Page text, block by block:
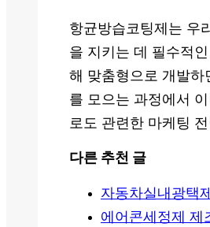
항균방습코팅제는 우
을 지키는 데 필수적
해 맞춤형으로 개발하
를 모으는 과정에서
로도 관련한 마케팅
다른 추천 글
자동차실내광택
에어콘세정제 제